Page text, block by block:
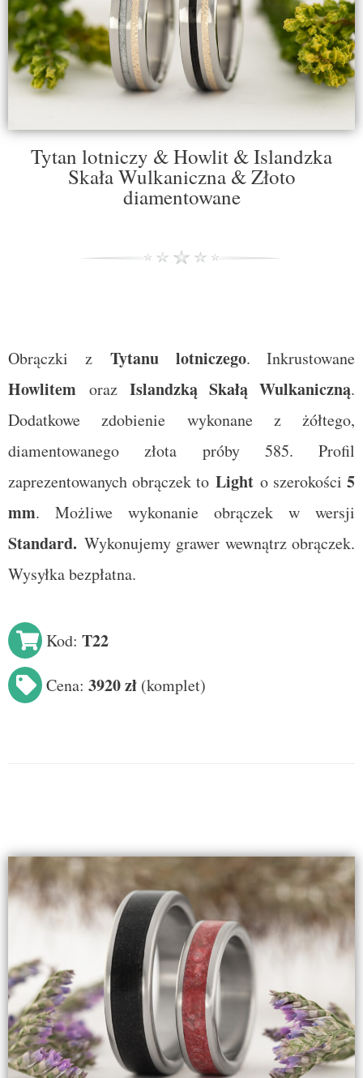
Tytan lotniczy & Howlit & Islandzka
Skała Wulkaniczna & Złoto
diamentowane
Obrączki z Tytanu lotniczego. Inkrustowane
Howlitemoraz Islandzką Skałą Wulkaniczną.
Dodatkowe zdobienie wykonane z żółtego,
diamentowanego złota próby 585. Profil
zaprezentowanych obrączek to Light o szerokości 5
mm. Możliwe wykonanie obrączek w wersji
Standard. Wykonujemy grawer wewnątrz obrączek.
Wysyłka bezpłatna.
Kod: T22
Cena: 3920 zł (komplet)